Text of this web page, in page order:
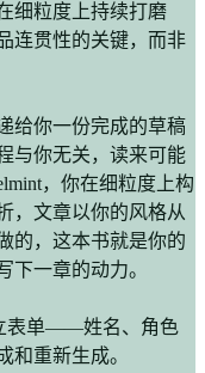
细粒度上持续打磨
连贯性的关键，而非
给你一份完成的草稿
与你无关，读来可能
，你在细粒度上构
，文章以你的风格从
的，这本书就是你的
一章的动力。
表单——姓名、角色
重新生成。